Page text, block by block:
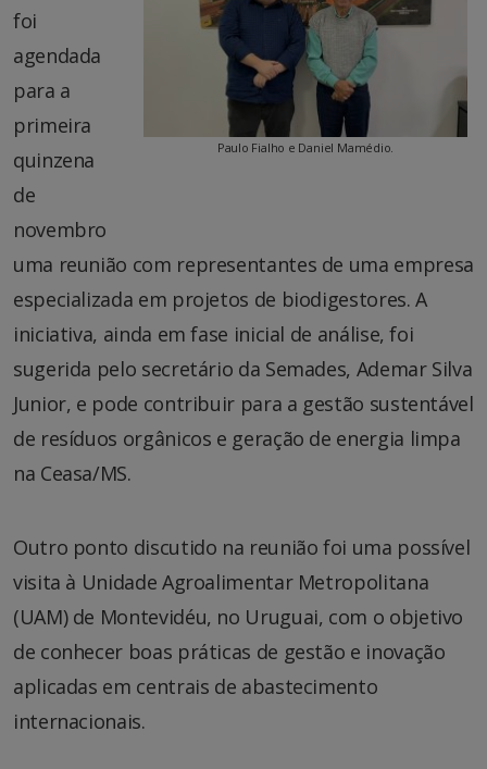
Paulo Fialho e Daniel Mamédio.
foi
agendada
para a
primeira
quinzena
de
novembro
uma reunião com representantes de uma empresa
especializada em projetos de biodigestores. A
iniciativa, ainda em fase inicial de análise, foi
sugerida pelo secretário da Semades, Ademar Silva
Junior, e pode contribuir para a gestão sustentável
de resíduos orgânicos e geração de energia limpa
na Ceasa/MS.
Outro ponto discutido na reunião foi uma possível
visita à Unidade Agroalimentar Metropolitana
(UAM) de Montevidéu, no Uruguai, com o objetivo
de conhecer boas práticas de gestão e inovação
aplicadas em centrais de abastecimento
internacionais.